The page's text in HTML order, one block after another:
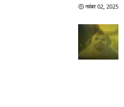
नवंबर 02, 2025